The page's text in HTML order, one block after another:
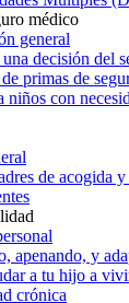
médico
general
decisión del
primas de
niños con
de acogida
apenando, y
a tu hijo a
crónica